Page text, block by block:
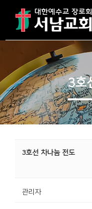
3호
3호선 차나눔 전도
관리자